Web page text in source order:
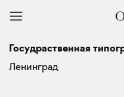
Госудраственная
Ленинград